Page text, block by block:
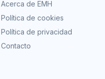
Acerca de EMH
Política de cookies
Política de privacidad
Contacto